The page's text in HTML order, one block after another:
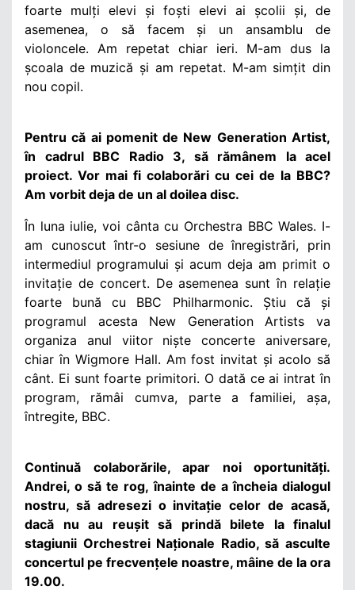
foarte mulți elevi și foști elevi ai școlii și, de
asemenea, o să facem și un ansamblu de
violoncele. Am repetat chiar ieri. M-am dus la
școala de muzică și am repetat. M-am simțit din
nou copil.
Pentru că ai pomenit de New Generation Artist,
în cadrul BBC Radio 3, să rămânem la acel
proiect. Vor mai fi colaborări cu cei de la BBC?
Am vorbit deja de un al doilea disc.
În luna iulie, voi cânta cu Orchestra BBC Wales. I-
am cunoscut într-o sesiune de înregistrări, prin
intermediul programului și acum deja am primit o
invitație de concert. De asemenea sunt în relație
foarte bună cu BBC Philharmonic. Știu că și
programul acesta New Generation Artists va
organiza anul viitor niște concerte aniversare,
chiar în Wigmore Hall. Am fost invitat și acolo să
cânt. Ei sunt foarte primitori. O dată ce ai intrat în
program, rămâi cumva, parte a familiei, așa,
întregite, BBC.
Continuă colaborările, apar noi oportunități.
Andrei, o să te rog, înainte de a încheia dialogul
nostru, să adresezi o invitație celor de acasă,
dacă nu au reușit să prindă bilete la finalul
stagiunii Orchestrei Naționale Radio, să asculte
concertul pe frecvențele noastre, mâine de la ora
19.00.